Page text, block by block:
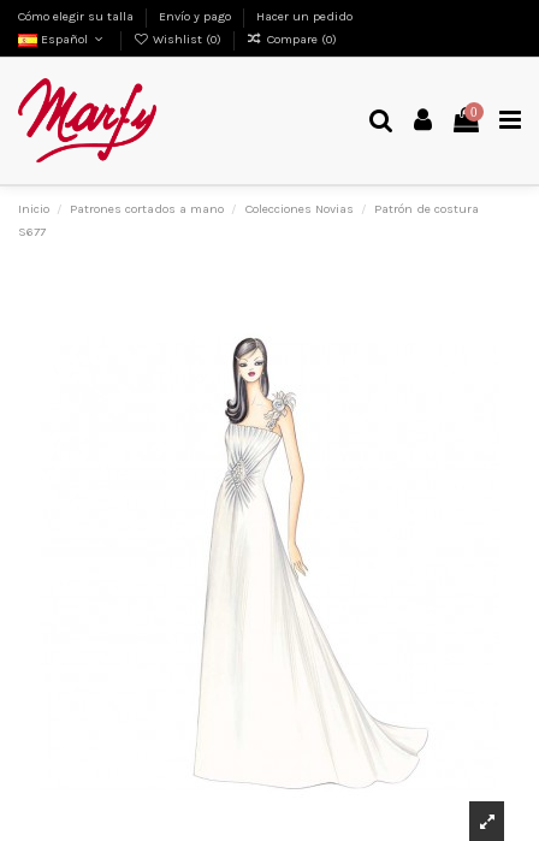
Cómo elegir su talla Envío y pago
Hacer un pedido
Español
Wishlist (0) Compare (0)
0
Inicio Patrones cortados a mano Colecciones Novias
Patrón de costura
S677